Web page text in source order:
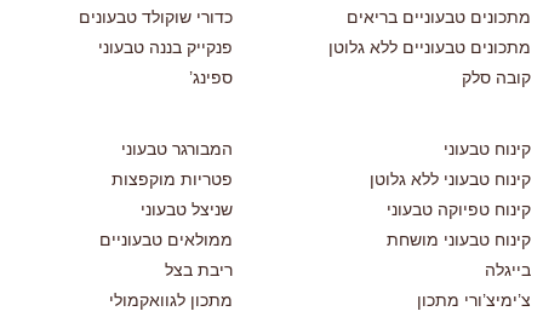
מתכונים טבעוניים בריאים
מתכונים טבעוניים ללא גלוטן
קובה סלק
כדורי שוקולד טבעונים
פנקייק בננה טבעוני
ספינג’
קינוח טבעוני
קינוח טבעוני ללא גלוטן
קינוח טפיוקה טבעוני
קינוח טבעוני מושחת
בייגלה
צ’ימיצ’ורי מתכון
המבורגר טבעוני
פטריות מוקפצות
שניצל טבעוני
ממולאים טבעוניים
ריבת בצל
מתכון לגוואקמולי